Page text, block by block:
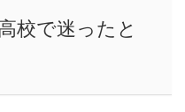
校で迷ったと